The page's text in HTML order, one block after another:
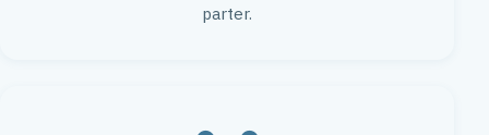
parter.